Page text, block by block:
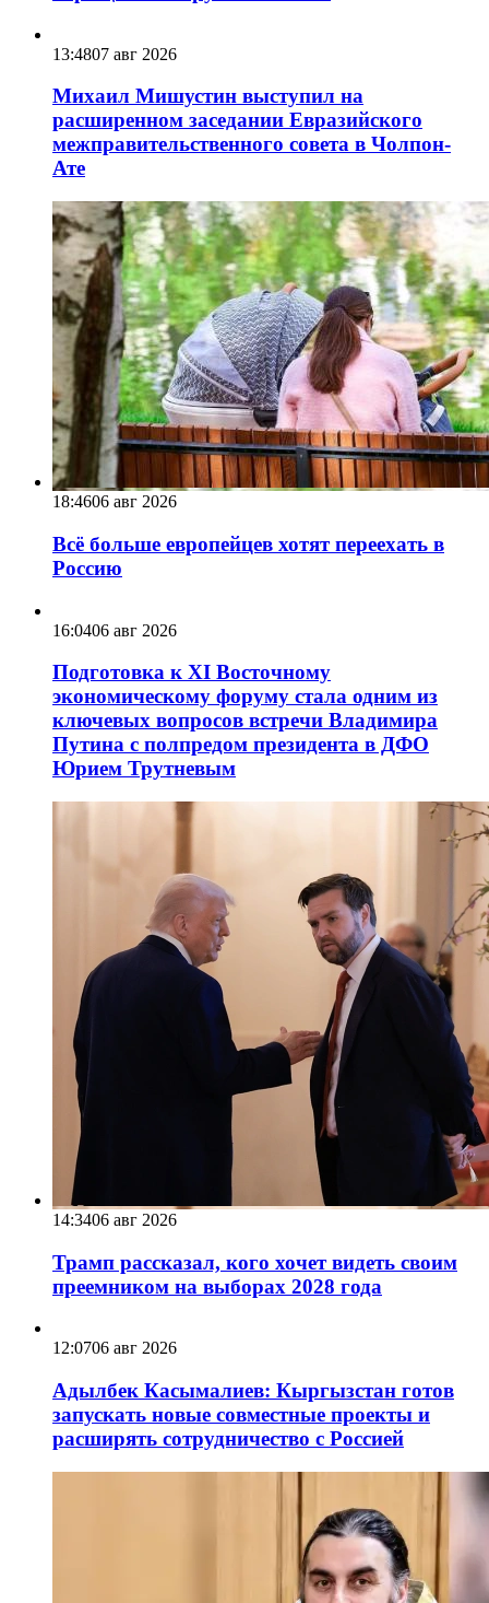
13:4807 авг 2026
Михаил Мишустин выступил на
расширенном заседании Евразийского
межправительственного совета в Чолпон-
Ате
18:4606 авг 2026
Всё больше европейцев хотят переехать в
Россию
16:0406 авг 2026
Подготовка к XI Восточному
экономическому форуму стала одним из
ключевых вопросов встречи Владимира
Путина с полпредом президента в ДФО
Юрием Трутневым
14:3406 авг 2026
Трамп рассказал, кого хочет видеть своим
преемником на выборах 2028 года
12:0706 авг 2026
Адылбек Касымалиев: Кыргызстан готов
запускать новые совместные проекты и
расширять сотрудничество с Россией